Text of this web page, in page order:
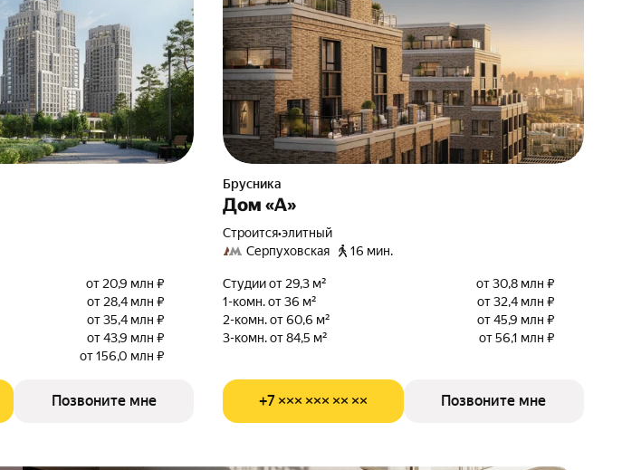
от 20,9 млн ₽
от 28,4 млн ₽
от 35,4 млн ₽
от 43,9 млн ₽
от 156,0 млн ₽
Позвоните мне
Брусника
Дом «А»
Строится•элитный
Серпуховская
16 мин.
Студии от 29,3 м²
от 30,8 млн ₽
1-комн. от 36 м²
от 32,4 млн ₽
2-комн. от 60,6 м²
от 45,9 млн ₽
3-комн. от 84,5 м²
от 56,1 млн ₽
+7 ××× ××× ×× ×× Позвоните мне